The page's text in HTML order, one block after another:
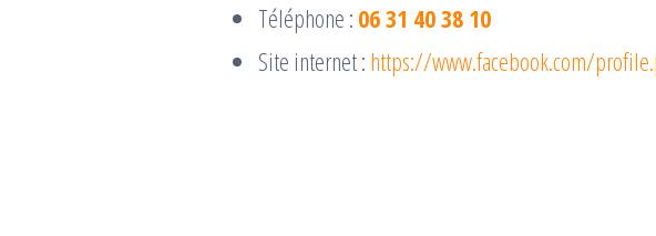
Téléphone : 06 31 40 38 10
Site internet : https://www.facebook.com/